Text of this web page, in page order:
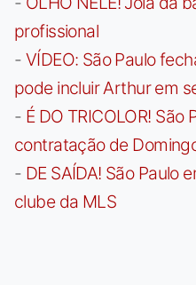
profissional
- VÍDEO: São Paulo
pode incluir Arthur em
- É DO TRICOLOR! São
contratação de
- DE SAÍDA! São Paulo
clube da MLS